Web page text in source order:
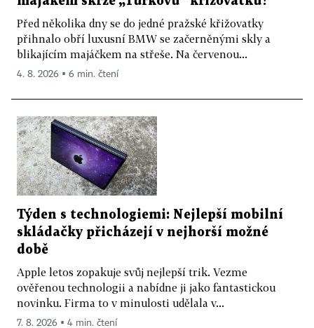
Před několika dny se do jedné pražské křižovatky
přihnalo obří luxusní BMW se začerněnými skly a
blikajícím majáčkem na střeše. Na červenou...
4. 8. 2026 ▪ 6 min. čtení
Týden s technologiemi: Nejlepší mobilní
skládačky přicházejí v nejhorší možné
době
Apple letos zopakuje svůj nejlepší trik. Vezme
ověřenou technologii a nabídne ji jako fantastickou
novinku. Firma to v minulosti udělala v...
7. 8. 2026 ▪ 4 min. čtení